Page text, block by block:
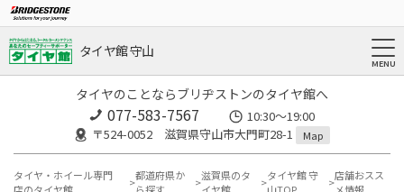
タイヤ館 守山
タイヤのことならブリヂストンのタイヤ館へ
077-583-7567
10:30～19:00
〒524-0052 滋賀県守山市大門町28-1
Map
タイヤ・ホイール専門
都道府県か
滋賀県のタ
タイヤ館 守
店舗おスス